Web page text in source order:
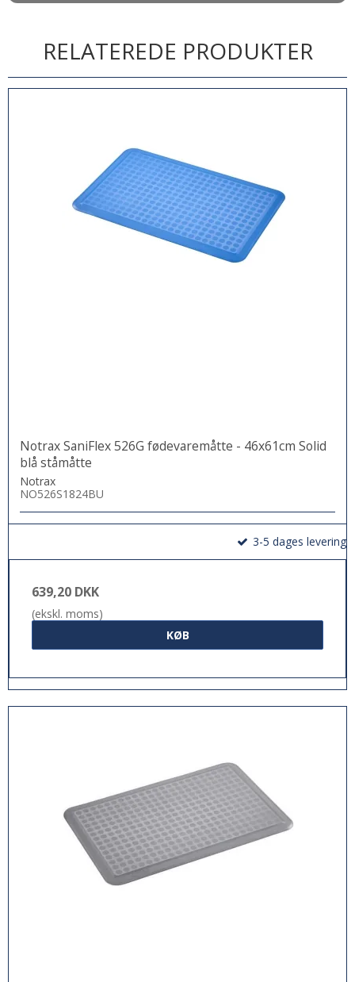
RELATEREDE PRODUKTER
Notrax SaniFlex 526G fødevaremåtte - 46x61cm Solid
blå ståmåtte
Notrax
NO526S1824BU
3-5 dages levering
639,20 DKK
(ekskl. moms)
KØB